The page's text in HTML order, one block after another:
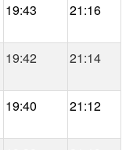
19:43 21:16
19:42 21:14
19:40 21:12